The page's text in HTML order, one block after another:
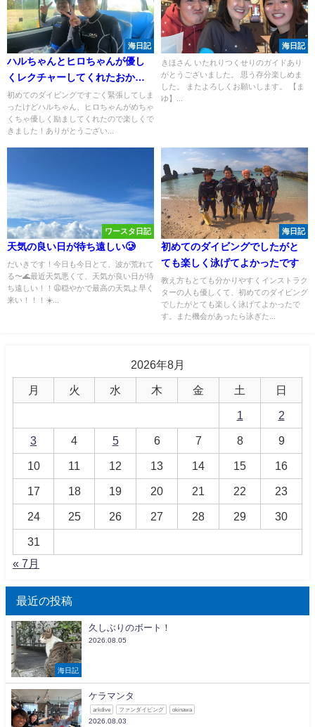
海日記
ハルちゃんとヒロちゃんが優し
くレクチャーしてくれたおかげ
で楽しくダイビングできまし
た！
初めてのダイビングですごく緊張してしま
ったけどハルちゃん、ヒロちゃんがめちゃ
くちゃ優しく励ましてくれたので楽しくで
きました！ありがとうござい...
海日記
きほさん いたれりつくせりのガイドあり
がとうございました。 思う存分楽しめま
した。 またよろしくお願いします。 【ま
ゆ】...
ワースタ日記
天気の良い日が待ち遠しい🥲
だいきです！今日も今日とて、波が荒れて
る〜🌊最近天気悪くて、天気が良い日が待
ち遠しい！！😩穏やかで最高の天気よ早く
来い！！！☀️...
海日記
初めてのダイビングでしたがと
ても楽しく泳げてよかったです
教え方もとても分かりやすくインストラク
ターの人も優しくて、初めてのダイビング
でしたがとても楽しく泳げてよかったで
す。また機会があったら泳ぎた...
2026年8月
月 火 水 木 金 土 日
1 2
3 4 5 6 7 8 9
10 11 12 13 14 15 16
17 18 19 20 21 22 23
24 25 26 27 28 29 30
31
« 7月
最近の投稿
海日記
久しぶりのボート！
2026.08.05
ケラマンタ
arkdive ファンダイビング okinawa
2026.08.03